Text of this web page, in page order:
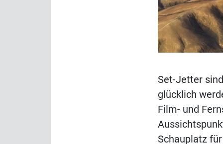
Set-Jetter
glücklich
Film- und
Schauplatz